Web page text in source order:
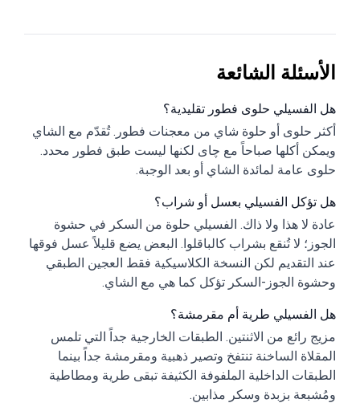
الأسئلة الشائعة
هل الفسيلي حلوى فطور تقليدية؟
أكثر حلوى أو حلوة شاي من معجنات فطور. تُقدّم مع الشاي
ويمكن أكلها صباحاً مع چای لكنها ليست طبق فطور محدد.
حلوى عامة لمائدة الشاي أو بعد الوجبة.
هل تؤكل الفسيلي بعسل أو شراب؟
عادة لا هذا ولا ذاك. الفسيلي حلوة من السكر في حشوة
الجوز؛ لا تُنقع بشراب كالباقلوا. البعض يضع قليلاً عسل فوقها
عند التقديم لكن النسخة الكلاسيكية فقط العجين الطبقي
وحشوة الجوز-السكر تؤكل كما هي مع الشاي.
هل الفسيلي طرية أم مقرمشة؟
مزيج رائع من الاثنتين. الطبقات الخارجية جداً التي تلمس
المقلاة الساخنة تنتفخ وتصير ذهبية ومقرمشة جداً بينما
الطبقات الداخلية الملفوفة الكثيفة تبقى طرية ومطاطية
ومُشبعة بزبدة وسكر مذابين.